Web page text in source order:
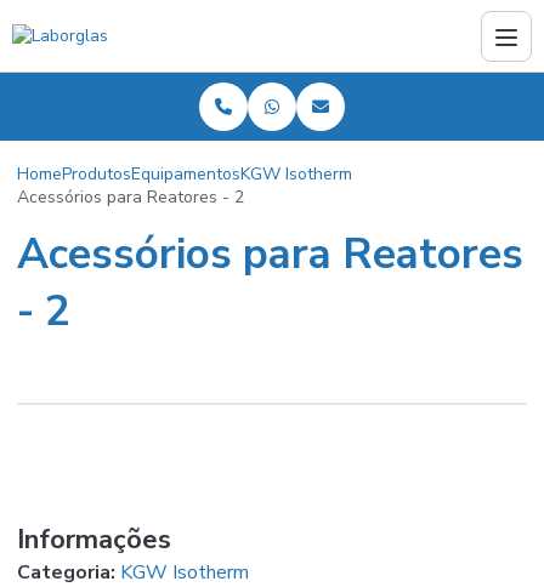
HomeProdutosEquipamentosKGW Isotherm
Acessórios para Reatores - 2
Acessórios para Reatores
- 2
Informações
Categoria: KGW Isotherm